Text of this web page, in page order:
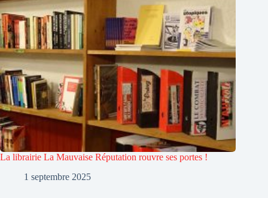
La librairie La Mauvaise Réputation rouvre ses portes !
1 septembre 2025